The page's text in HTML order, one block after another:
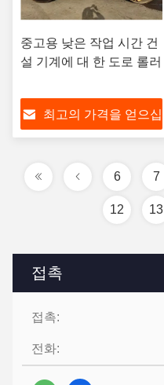
접촉
접촉:
전화:
중고용 낮은 작업 시간 건
설 기계에 대 한 도로 롤러
최고의 가격을 얻으십
6 7
12 13